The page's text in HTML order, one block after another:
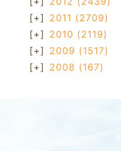
[+] 2011 (2709)
[+] 2010 (2119)
[+] 2009 (1517)
[+] 2008 (167)